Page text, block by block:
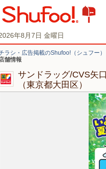
年8月7日 金曜日
ラシ・広告掲載のShufoo!（シュフー）
舗情報
サンドラッグ/CVS矢
（東京都大田区）